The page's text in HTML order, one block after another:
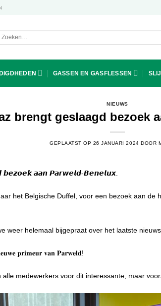
GASSEN EN GASFLESSEN
NIEUWS
brengt geslaagd bezoek
GEPLAATST OP 26 JANUARI 2024 DOOR
𝙗𝙚𝙯𝙤𝙚𝙠 𝙖𝙖𝙣 𝙋𝙖𝙧𝙬𝙚𝙡𝙙-𝘽𝙚𝙣𝙚𝙡𝙪𝙭.
het Belgische Duffel, voor een bezoek aan de
weer helemaal bijgepraat over het laatste
𝐩𝐫𝐢𝐦𝐞𝐮𝐫 𝐯𝐚𝐧 𝐏𝐚𝐫𝐰𝐞𝐥𝐝!
medewerkers voor dit interessante, maar